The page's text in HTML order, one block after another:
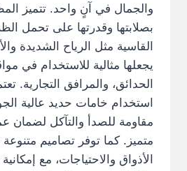
والجمال في آنٍ واحد. تتميز
بصلابتها وقدرتها على تحمل
القاسية مثل الرياح الشديدة
يجعلها مثالية للاستخدام في
الحدائق، والمرافق التجارية.
استخدام خامات حديد عالية
مقاومة للصدأ والتآكل لضمان
متميز. كما توفر تصاميم
الأذواق والاحتياجات، مع